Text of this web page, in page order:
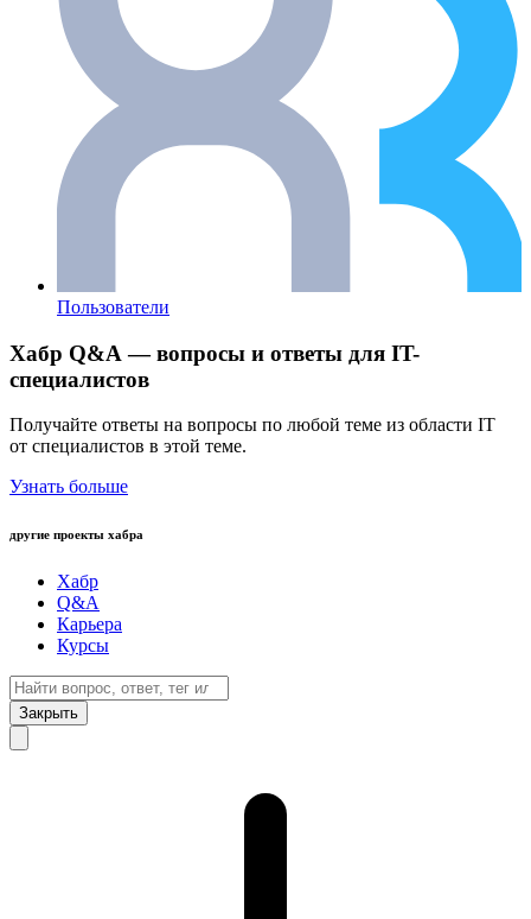
Пользователи
Хабр Q&A — вопросы и ответы для IT-
специалистов
Получайте ответы на вопросы по любой теме из области IT
от специалистов в этой теме.
Узнать больше
другие проекты хабра
Хабр
Q&A
Карьера
Курсы
Закрыть